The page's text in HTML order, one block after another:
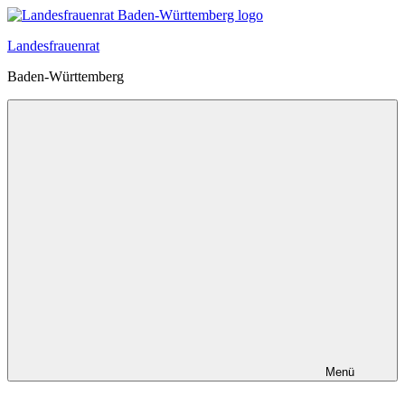
Zum
springen
Landesfrauenrat
Baden-Württemberg
Menü